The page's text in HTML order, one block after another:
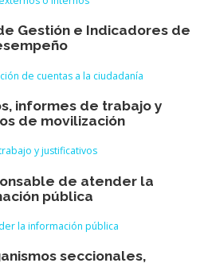
Gestión e Indicadores de
de cuentas a la ciudadanía
informes de trabajo y
de movilización
y justificativos
de atender la
pública
la información pública
seccionales,